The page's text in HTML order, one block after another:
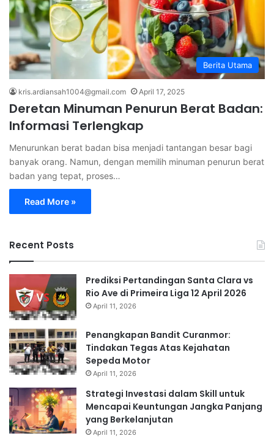
Berita Utama
kris.ardiansah1004@gmail.com April 17, 2025
Deretan Minuman Penurun Berat Badan:
Informasi Terlengkap
Menurunkan berat badan bisa menjadi tantangan besar bagi
banyak orang. Namun, dengan memilih minuman penurun berat
badan yang tepat, proses…
Read More »
Recent Posts
Prediksi Pertandingan Santa Clara vs
Rio Ave di Primeira Liga 12 April 2026
April 11, 2026
Penangkapan Bandit Curanmor:
Tindakan Tegas Atas Kejahatan
Sepeda Motor
April 11, 2026
Strategi Investasi dalam Skill untuk
Mencapai Keuntungan Jangka Panjang
yang Berkelanjutan
April 11, 2026